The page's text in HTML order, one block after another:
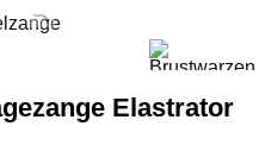
Elastrator